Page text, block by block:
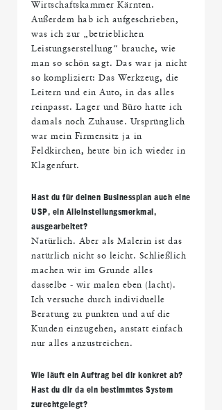
Wirtschaftskammer Kärnten.
Außerdem hab ich aufgeschrieben,
was ich zur „betrieblichen
Leistungserstellung“ brauche, wie
man so schön sagt. Das war ja nicht
so kompliziert: Das Werkzeug, die
Leitern und ein Auto, in das alles
reinpasst. Lager und Büro hatte ich
damals noch Zuhause. Ursprünglich
war mein Firmensitz ja in
Feldkirchen, heute bin ich wieder in
Klagenfurt.
Hast du für deinen Businessplan auch eine
USP, ein Alleinstellungsmerkmal,
ausgearbeitet?
Natürlich. Aber als Malerin ist das
natürlich nicht so leicht. Schließlich
machen wir im Grunde alles
dasselbe - wir malen eben (lacht).
Ich versuche durch individuelle
Beratung zu punkten und auf die
Kunden einzugehen, anstatt einfach
nur alles anzustreichen.
Wie läuft ein Auftrag bei dir konkret ab?
Hast du dir da ein bestimmtes System
zurechtgelegt?